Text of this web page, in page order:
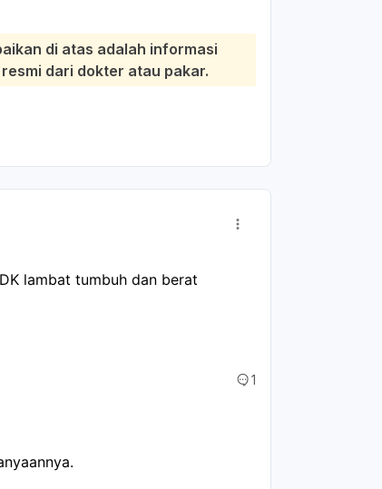
otot atau sendi, saraf
kondisi lain seperti diabetes,
terjadi mendadak, makin
atau sulit berjalan, segera
di atas adalah informasi
dari dokter atau pakar.
lambat tumbuh dan berat
1